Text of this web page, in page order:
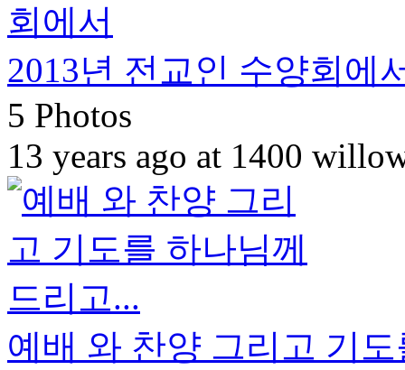
2013년 전교인 수양회에
5 Photos
13 years ago at 1400
예배 와 찬양 그리고 기